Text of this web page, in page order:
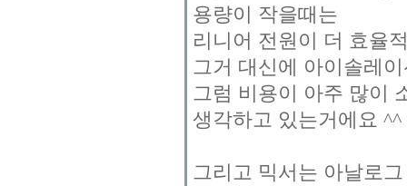
용량이 작을때는
리니어 전원이 더 효율
그거 대신에 아이솔레
그럼 비용이 아주 많이
생각하고 있는거에요 ^^
그리고 믹서는 아날로